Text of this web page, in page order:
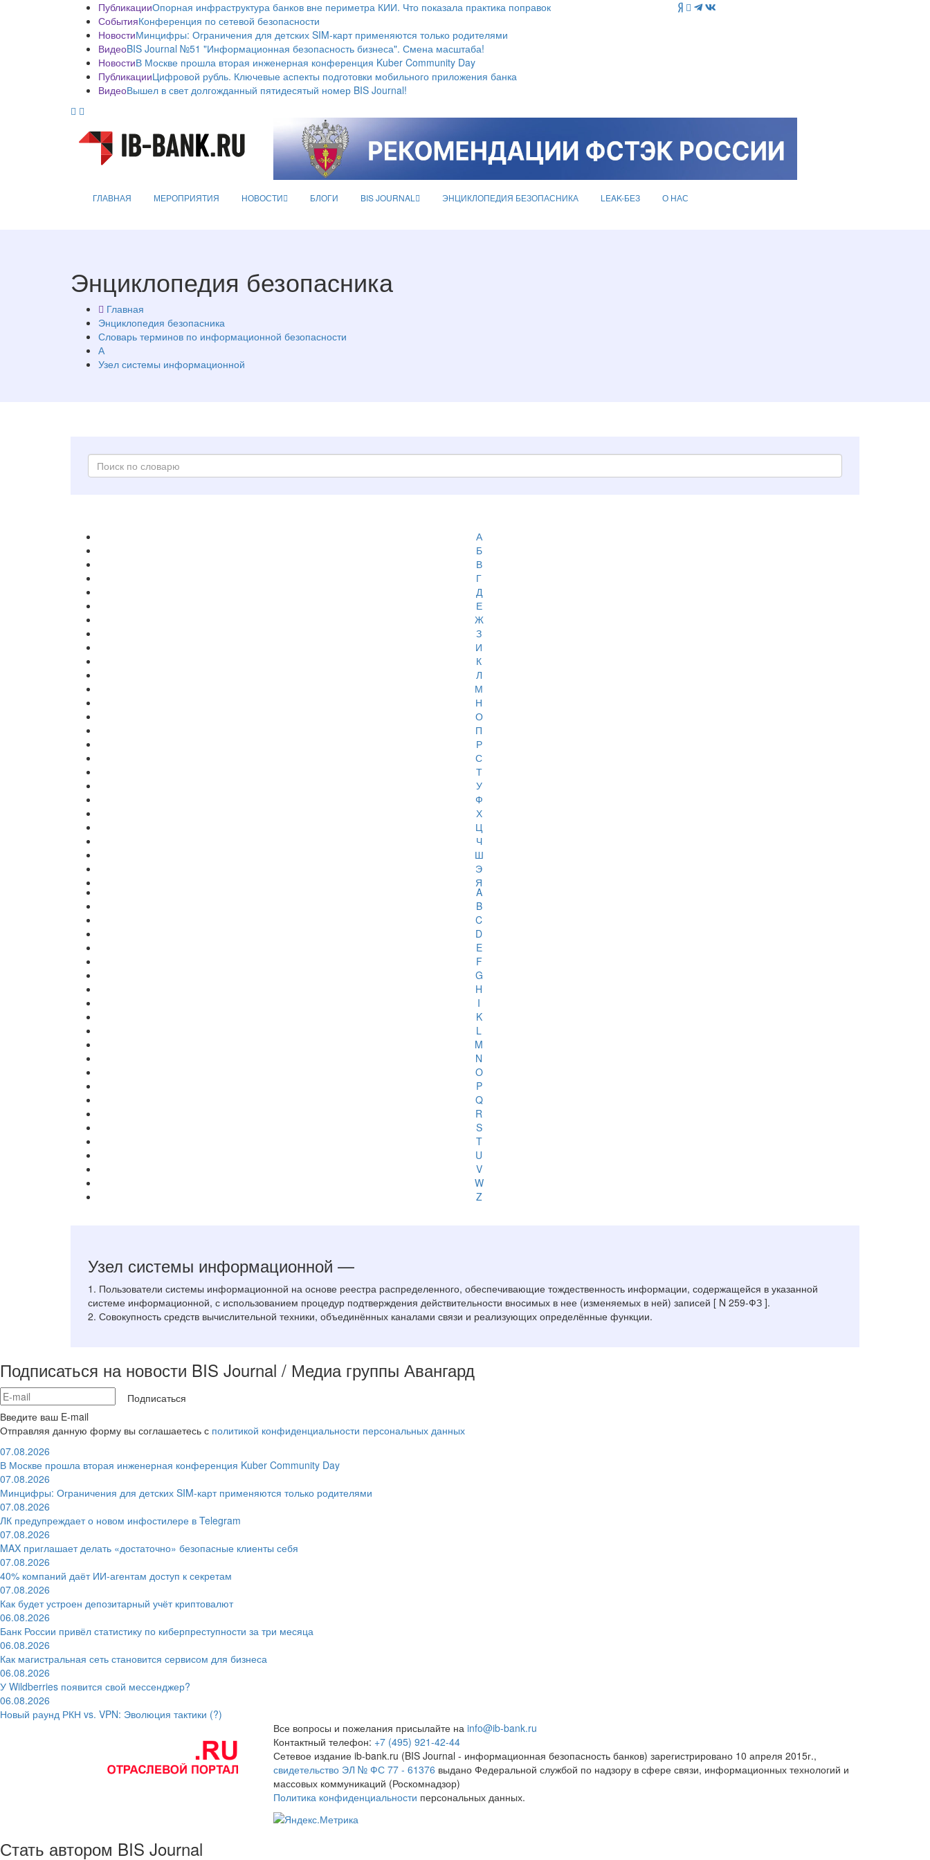
ПубликацииОпорная инфраструктура банков вне периметра КИИ. Что показала практика поправок
СобытияКонференция по сетевой безопасности
НовостиМинцифры: Ограничения для детских SIM-карт применяются только родителями
ВидеоBIS Journal №51 "Информационная безопасность бизнеса". Смена масштаба!
НовостиВ Москве прошла вторая инженерная конференция Kuber Community Day
ПубликацииЦифровой рубль. Ключевые аспекты подготовки мобильного приложения банка
ВидеоВышел в свет долгожданный пятидесятый номер BIS Journal!
ГЛАВНАЯ МЕРОПРИЯТИЯ НОВОСТИ БЛОГИ BIS JOURNAL ЭНЦИКЛОПЕДИЯ БЕЗОПАСНИКА LEAK-БЕЗ О НАС
Энциклопедия безопасника
Главная
Энциклопедия безопасника
Словарь терминов по информационной безопасности
А
Узел системы информационной
А
Б
В
Г
Д
Е
Ж
З
И
К
Л
М
Н
О
П
Р
С
Т
У
Ф
Х
Ц
Ч
Ш
Э
Я
A
B
C
D
E
F
G
H
I
K
L
M
N
O
P
Q
R
S
T
U
V
W
Z
Узел системы информационной —
1. Пользователи системы информационной на основе реестра распределенного, обеспечивающие тождественность информации, содержащейся в указанной
системе информационной, с использованием процедур подтверждения действительности вносимых в нее (изменяемых в ней) записей [ N 259-ФЗ ].
2. Совокупность средств вычислительной техники, объединённых каналами связи и реализующих определённые функции.
Подписаться на новости BIS Journal / Медиа группы Авангард
Подписаться
Введите ваш E-mail
Отправляя данную форму вы соглашаетесь с политикой конфиденциальности персональных данных
07.08.2026
В Москве прошла вторая инженерная конференция Kuber Community Day
07.08.2026
Минцифры: Ограничения для детских SIM-карт применяются только родителями
07.08.2026
ЛК предупреждает о новом инфостилере в Telegram
07.08.2026
MAX приглашает делать «достаточно» безопасные клиенты себя
07.08.2026
40% компаний даёт ИИ‑агентам доступ к секретам
07.08.2026
Как будет устроен депозитарный учёт криптовалют
06.08.2026
Банк России привёл статистику по киберпреступности за три месяца
06.08.2026
Как магистральная сеть становится сервисом для бизнеса
06.08.2026
У Wildberries появится свой мессенджер?
06.08.2026
Новый раунд РКН vs. VPN: Эволюция тактики (?)
Все вопросы и пожелания присылайте на info@ib-bank.ru
Контактный телефон: +7 (495) 921-42-44
Сетевое издание ib-bank.ru (BIS Journal - информационная безопасность банков) зарегистрировано 10 апреля 2015г.,
свидетельство ЭЛ № ФС 77 - 61376 выдано Федеральной службой по надзору в сфере связи, информационных технологий и
массовых коммуникаций (Роскомнадзор)
Политика конфиденциальности персональных данных.
Стать автором BIS Journal